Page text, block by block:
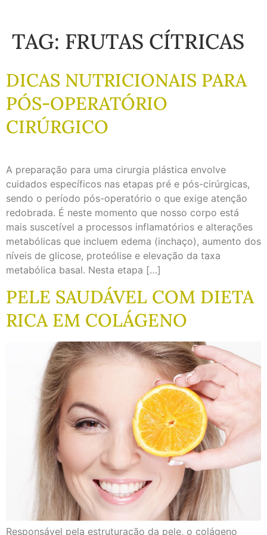
TAG: FRUTAS CÍTRICAS
DICAS NUTRICIONAIS PARA
PÓS-OPERATÓRIO
CIRÚRGICO
A preparação para uma cirurgia plástica envolve
cuidados específicos nas etapas pré e pós-cirúrgicas,
sendo o período pós-operatório o que exige atenção
redobrada. É neste momento que nosso corpo está
mais suscetível a processos inflamatórios e alterações
metabólicas que incluem edema (inchaço), aumento dos
níveis de glicose, proteólise e elevação da taxa
metabólica basal. Nesta etapa […]
PELE SAUDÁVEL COM DIETA
RICA EM COLÁGENO
Responsável pela estruturação da pele, o colágeno